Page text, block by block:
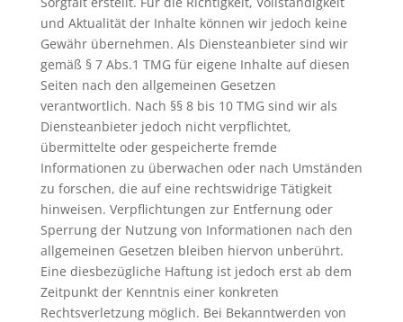
und Aktualität der Inhalte können wir jedoch keine
Gewähr übernehmen. Als Diensteanbieter sind wir
gemäß § 7 Abs.1 TMG für eigene Inhalte auf diesen
Seiten nach den allgemeinen Gesetzen
verantwortlich. Nach §§ 8 bis 10 TMG sind wir als
Diensteanbieter jedoch nicht verpflichtet,
übermittelte oder gespeicherte fremde
Informationen zu überwachen oder nach Umständen
zu forschen, die auf eine rechtswidrige Tätigkeit
hinweisen. Verpflichtungen zur Entfernung oder
Sperrung der Nutzung von Informationen nach den
allgemeinen Gesetzen bleiben hiervon unberührt.
Eine diesbezügliche Haftung ist jedoch erst ab dem
Zeitpunkt der Kenntnis einer konkreten
Rechtsverletzung möglich. Bei Bekanntwerden von